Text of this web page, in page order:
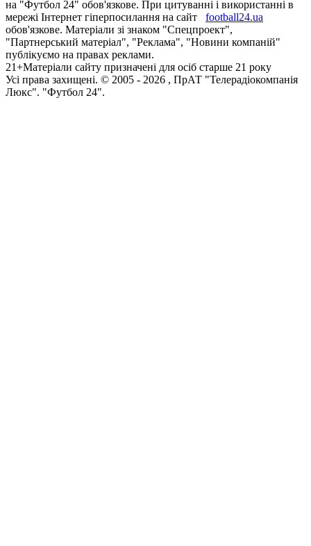
на "Футбол 24" обов'язкове. При цитуванні і використанні в
мережі Інтернет гіперпосилання на сайт
football24.ua
обов'язкове. Матеріали зі знаком "Спецпроект",
"Партнерський матеріал", "Реклама", "Новини компаній"
публікуємо на правах реклами.
21+Матеріали сайту призначені для осіб старше 21 року
Усi права захищенi. © 2005 - 2026 , ПрАТ "Телерадіокомпанія
Люкс". "Футбол 24".